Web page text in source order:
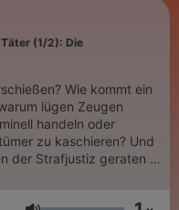
(1/2): Die
Wie kommt ein
lügen Zeugen
handeln oder
zu kaschieren? Und
der Strafjustiz geraten –